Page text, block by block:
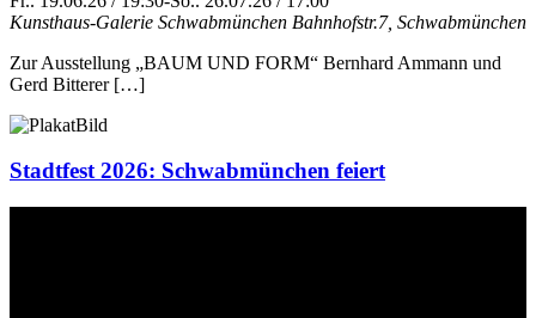
Kunsthaus-Galerie Schwabmünchen Bahnhofstr.7, Schwabmünchen
Zur Ausstellung „BAUM UND FORM“ Bernhard Ammann und
Gerd Bitterer […]
Stadtfest 2026: Schwabmünchen feiert